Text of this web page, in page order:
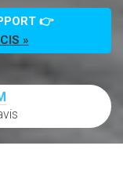
👉
»